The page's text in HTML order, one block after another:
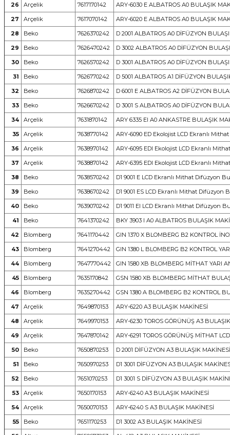
26
Arçelik 7617170142
ARY-6030 E ALBATROS A0 BULAŞIK
27
Arçelik 7617070142
ARY-6020 E ALBATROS A0 BULAŞIK
28
Beko 7626370242
D 2001 ALBATROS A0 DİFÜZYON
29
Beko 7626470242
D 3002 ALBATROS A0 DİFÜZYON
30
Beko 7626570242
D 3001 ALBATROS A0 DİFÜZYON
31
Beko 7626770242
D 5001 ALBATROS A1 DİFÜZYON
32
Beko 7626870242
D 6001 E ALBATROS A2 DİFÜZYON
33
Beko 7626670242
D 3001 S ALBATROS A0 DİFÜZYON
34
Arçelik 7631870142
ARY 6335 EI A0 ANKASTRE BULAŞIK
35
Arçelik 7638770142
ARY-6090 ED Ekolojist LCD Ekranlı
36
Arçelik 7638970142
ARY-6095 EDI Ekolojist LCD Ekranlı
37
Arçelik 7638870142
ARY-6395 EDI Ekolojist LCD Ekranlı
38
Beko 7638570242
D1 9001 E LCD Ekranlı Mithat Difüzyon
39
Beko 7638670242
D1 9001 ES LCD Ekranlı Mithat Difüzyon
40
Beko 7639070242
D1 9011 EI LCD Ekranlı Mithat Difüzyon
41
Beko 7641370242
BKY 3903 I A0 ALBATROS BULAŞIK
42
Blomberg 7641170442
GIN 1370 X BLOMBERG B2 KONTROL
43
Blomberg 7641270442
GIN 1380 L BLOMBERG B2 KONTROL
44
Blomberg 7647770442
GIN 1580 XB BLOMBERG MİTHAT YARI
45
Blomberg 7635170842
GSN 1580 XB BLOMBERG MİTHAT
46
Blomberg 7635270442
GSN 1380 A BLOMBERG B2 KONTROL
47
Arçelik 7649870153
ARY-6220 A3 BULAŞIK MAKİNESİ
48
Arçelik 7649970153
ARY-6230 TOROS GÖRÜNÜŞ A3
49
Arçelik 7647870142
ARY-6291 TOROS GÖRÜNÜŞ MİTHAT
50
Beko 7650870253
D 2001 DİFÜZYON A3 BULAŞIK MAKİNESİ
51
Beko 7650970253
D1 3001 DİFÜZYON A3 BULAŞIK
52
Beko 7651070253
D1 3001 S DİFÜZYON A3 BULAŞIK
53
Arçelik 7650170153
ARY-6240 A3 BULAŞIK MAKİNESİ
54
Arçelik 7650070153
ARY-6240 S A3 BULAŞIK MAKİNESİ
55
Beko 7651170253
D1 3002 A3 BULAŞIK MAKİNESİ